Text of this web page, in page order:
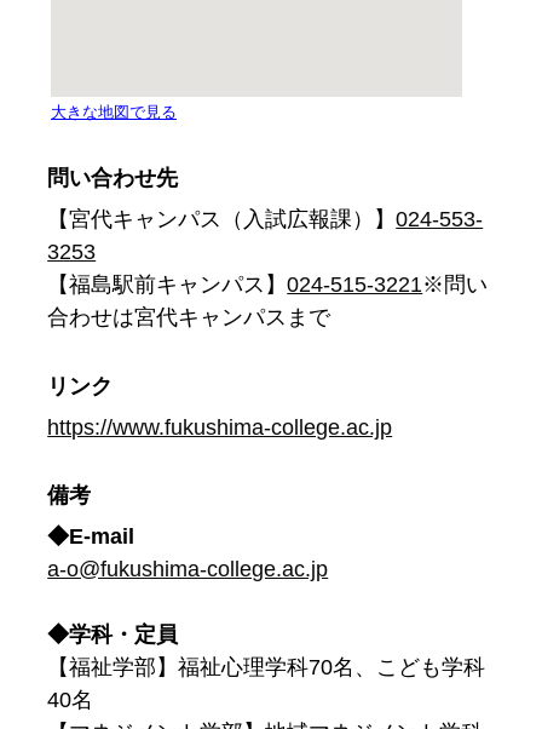
問い合わせ先
【宮代キャンパス（入試広報課）】024-553-
3253
【福島駅前キャンパス】024-515-3221※問い
合わせは宮代キャンパスまで
リンク
https://www.fukushima-college.ac.jp
備考
◆E-mail
a-o@fukushima-college.ac.jp
◆学科・定員
【福祉学部】福祉心理学科70名、こども学科
40名